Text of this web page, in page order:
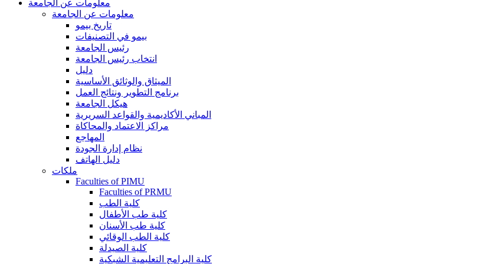
معلومات عن الجامعة
معلومات عن الجامعة
تاريخ بيمو
بيمو في التصنيفات
رئيس الجامعة
انتخاب رئيس الجامعة
دليل
الميثاق والوثائق الأساسية
برنامج التطوير ونتائج العمل
هيكل الجامعة
المباني الأكاديمية والقواعد السريرية
مراكز الاعتماد والمحاكاة
المهاجع
نظام إدارة الجودة
دليل الهاتف
ملكات
Faculties of PIMU
Faculties of PRMU
كلية الطب
كلية طب الأطفال
كلية طب الأسنان
كلية الطب الوقائي
كلية الصيدلة
كلية البرامج التعليمية الشبكية